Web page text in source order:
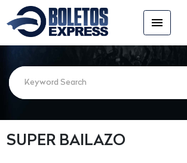
menu
SUPER BAILAZO